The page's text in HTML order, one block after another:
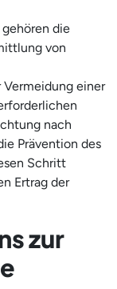
gehören die
von
Vermeidung einer
nach
Prävention des
Schritt
Ertrag der
zur